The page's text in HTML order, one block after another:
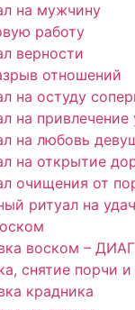
на мужчину
работу
верности
отношений
на остуду
на привлечение
на любовь
на открытие
очищения от
ритуал на
воском –
снятие порчи и
крадника